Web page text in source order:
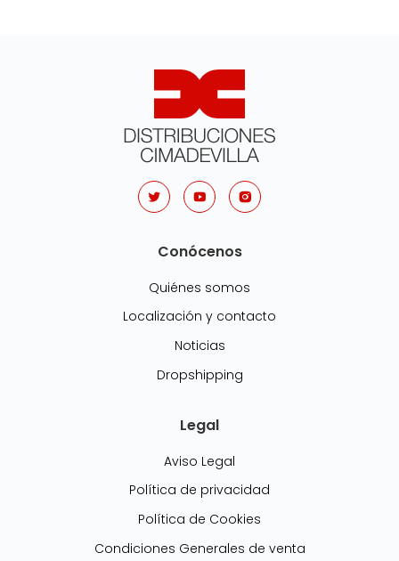
Conócenos
Quiénes somos
Localización y contacto
Noticias
Dropshipping
Legal
Aviso Legal
Política de privacidad
Política de Cookies
Condiciones Generales de venta